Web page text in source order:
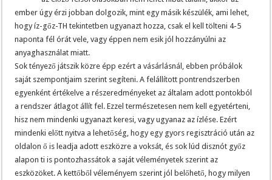
ember úgy érzi jobban dolgozik, mint egy másik készülék, ami lehet,
hogy íz-gőz-TH tekintetben ugyanazt hozza, csak el kell tölteni 4-5
naponta fél órát vele, vagy éppen nem esik jól hozzányúlni az
anyaghasználat miatt.
Sok tényező játszik közre épp ezért a vásárlásnál, ebben próbálok
saját szempontjaim szerint segíteni. A felállított pontrendszerben
egyenként értékelve a részeredményeket az általam adott pontokból
a rendszer átlagot állít fel. Ezzel természetesen nem kell egyetérteni,
hisz nem mindenki ugyanazt keresi, vagy ugyanaz az ízlése. Ezért
mindenki előtt nyitva a lehetőség, hogy egy gyors regisztráció után az
oldalon ő is leadja adott eszközre a voksát, és sok lúd disznót győz
alapon ti is pontozhassátok a saját véleményetek szerint az
eszközöket. A kettőből véleményem szerint jól belőhető, hogy milyen